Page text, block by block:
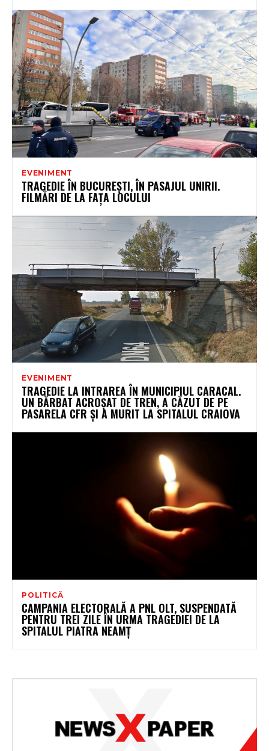
EVENIMENT
TRAGEDIE ÎN BUCUREȘTI, ÎN PASAJUL UNIRII.
FILMĂRI DE LA FAȚA LOCULUI
EVENIMENT
TRAGEDIE LA INTRAREA ÎN MUNICIPIUL CARACAL.
UN BĂRBAT ACROȘAT DE TREN, A CĂZUT DE PE
PASARELA CFR ȘI A MURIT LA SPITALUL CRAIOVA
POLITICĂ
CAMPANIA ELECTORALĂ A PNL OLT, SUSPENDATĂ
PENTRU TREI ZILE ÎN URMA TRAGEDIEI DE LA
SPITALUL PIATRA NEAMȚ